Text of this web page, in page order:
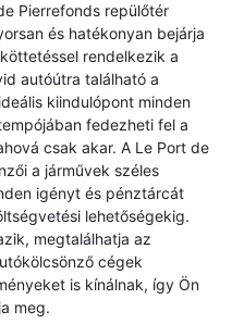
Pierrefonds repülőtér
és hatékonyan bejárja
rendelkezik a
autóútra található a
kiindulópont minden
fedezheti fel a
csak akar. A Le Port de
a járművek széles
igényt és pénztárcát
lehetőségekig.
megtalálhatja az
cégek
is kínálnak, így Ön
meg.